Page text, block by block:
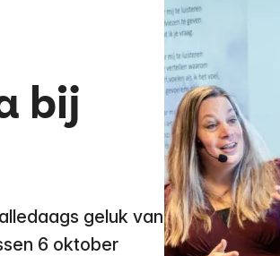
bij
geluk van
6 oktober